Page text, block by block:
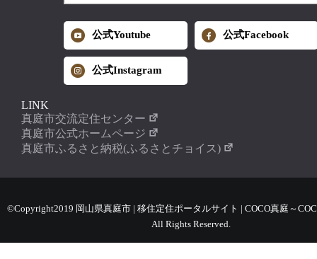
公式Youtube 公式Facebook
公式Instagram
LINK
真庭市交流定住センター
真庭市公式ホームページ
真庭市ふるさと納税(ふるさとチョイス)
©Copyright2019 岡山県真庭市 | 移住定住ポータルサイト | COCO真庭～
All Rights Reserved.